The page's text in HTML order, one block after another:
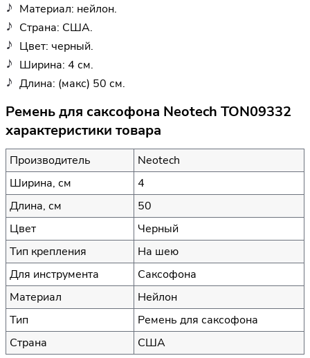
Материал: нейлон.
Страна: США.
Цвет: черный.
Ширина: 4 см.
Длина: (макс) 50 см.
Ремень для саксофона Neotech TON09332
характеристики товара
Производитель
Neotech
Ширина, см
4
Длина, см
50
Цвет
Черный
Тип крепления
На шею
Для инструмента
Саксофона
Материал
Нейлон
Тип
Ремень для саксофона
Страна
США